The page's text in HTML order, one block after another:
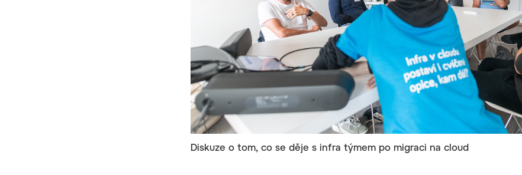
Diskuze o tom, co se děje s infra týmem po migraci na cloud